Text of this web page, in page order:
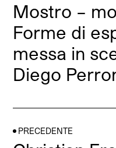
Mostro –
Forme di
messa in
Diego
PRECEDENTE